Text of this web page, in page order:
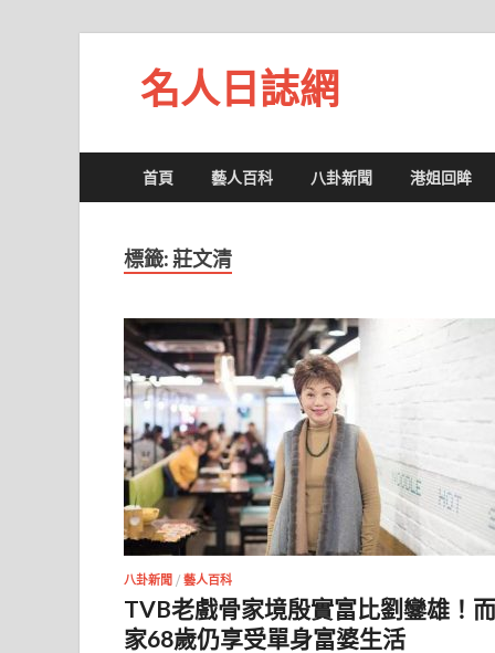
名人日誌網
首頁 藝人百科 八卦新聞 港姐回眸
標籤: 莊文清
八卦新聞 / 藝人百科
TVB老戲骨家境殷實富比劉鑾雄！而
家68歲仍享受單身富婆生活